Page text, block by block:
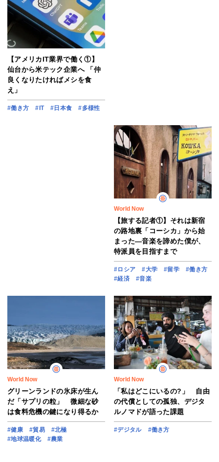
【アメリカIT業界で働く①】
仙台から米テック企業へ 「仲
良くなりたければメシを食
え」
#働き方 #IT #日本食 #多様性
World Now
【旅する記者①】それは新宿
の路地裏「コーシカ」から始
まった―音楽を諦めた僕が、
特派員を目指すまで
#ロシア #大学 #留学
#働き方
#経済
#音楽
World Now
グリーンランドの氷床が生ん
だ「サプリの粒」 微細な砂
は食料危機の鍵になり得るか
#健康 #貿易
#北極
#地球温暖化
#農業
World Now
「私はどこにいるの?」 自由
の代償としての孤独、デジタ
ルノマドが語った課題
#デジタル #働き方